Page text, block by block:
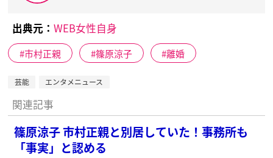
出典元： WEB女性自身
市村正親 篠原涼子 離婚
芸能 エンタメニュース
関連記事
篠原涼子 市村正親と別居していた！事務所も
「事実」と認める